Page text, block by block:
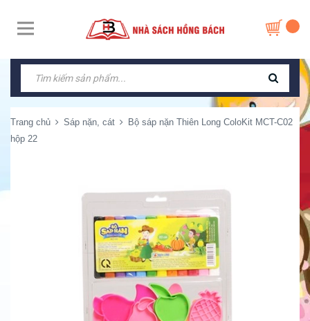
Trang chủ Sáp nặn, cát
Bộ sáp nặn Thiên Long ColoKit MCT-C02
hộp 22